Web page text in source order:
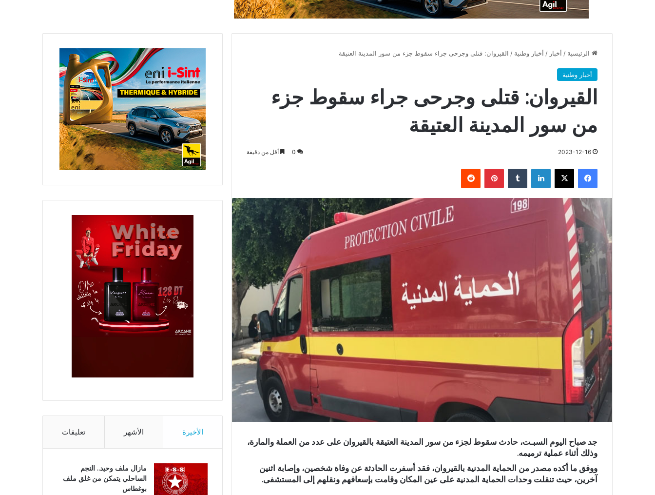
الرئيسية / أخبار / أخبار وطنية / القيروان: قتلى وجرحى جراء سقوط جزء من سور المدينة العتيقة
أخبار وطنية
القيروان: قتلى وجرحى جراء سقوط جزء
من سور المدينة العتيقة
2023-12-16
0 أقل من دقيقة
فيسبوك X لينكدإن بينتيريست
جد صباح اليوم السبـت، حادث سقوط لجزء من سور المدينة العتيقة بالقيروان على عدد من العملة والمارة،
وذلك أثناء عملية ترميمه.
ووفق ما أكده مصدر من الحماية المدنية بالقيروان، فقد أسفرت الحادثة عن وفاة شخصين، وإصابة اثنين
آخرين، حيث تنقلت وحدات الحماية المدنية على عين المكان وقامت بإسعافهم ونقلهم إلى المستشفى.
الأخيرة الأشهر تعليقات
مازال ملف وحيد.. النجم
الساحلي يتمكن من غلق ملف
بوغطاس